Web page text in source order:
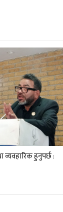
व्यवहारिक हुनुपर्छ :